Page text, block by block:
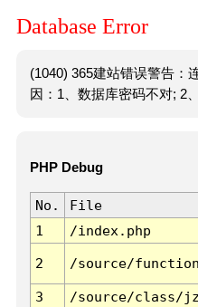
Database Error
(1040) 365建站错误警告：
因：1、数据库密码不对; 2
PHP Debug
No. File
1
/index.php
2 /source/
3 /source/class/